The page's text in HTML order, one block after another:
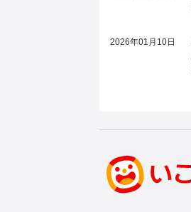
2026年01月10日